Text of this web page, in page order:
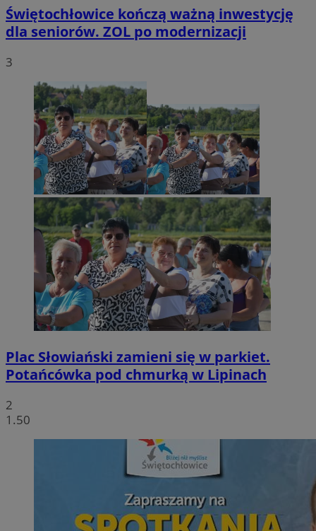
Świętochłowice kończą ważną inwestycję
dla seniorów. ZOL po modernizacji
3
Plac Słowiański zamieni się w parkiet.
Potańcówka pod chmurką w Lipinach
2
1.50